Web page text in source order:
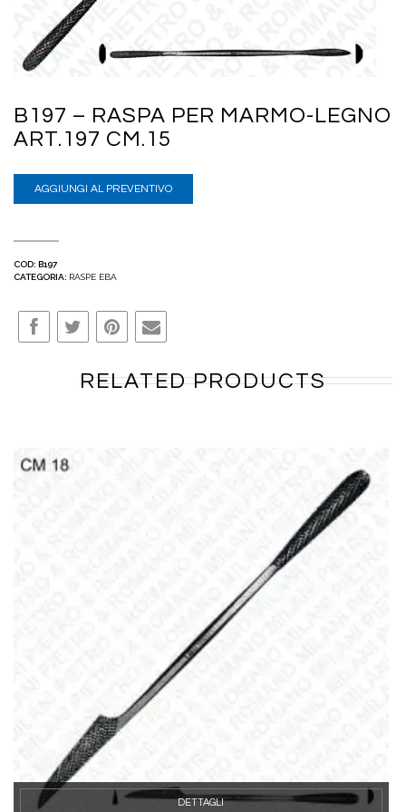
B197 – RASPA PER MARMO-LEGNO
ART.197 CM.15
AGGIUNGI AL PREVENTIVO
COD: B197
CATEGORIA: RASPE EBA
RELATED PRODUCTS
DETTAGLI